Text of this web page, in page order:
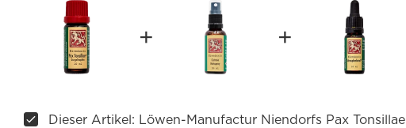
Dieser Artikel: Löwen-Manufactur Niendorfs Pax Tonsillae